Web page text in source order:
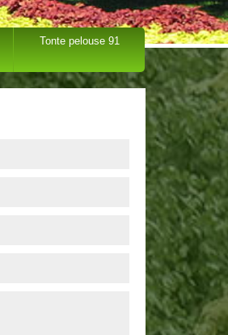
Tonte pelouse 91